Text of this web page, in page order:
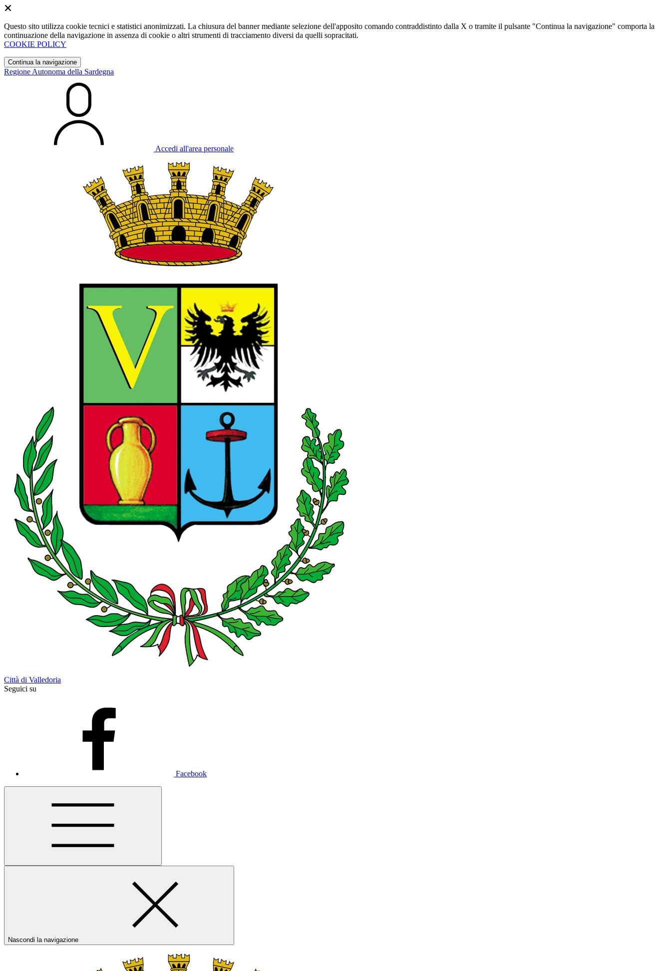
Questo sito utilizza cookie tecnici e statistici anonimizzati. La chiusura del banner mediante selezione dell'apposito comando contraddistinto dalla X o tramite il pulsante "Continua la navigazione" comporta la
continuazione della navigazione in assenza di cookie o altri strumenti di tracciamento diversi da quelli sopracitati.
COOKIE POLICY
Continua la navigazione
Regione Autonoma della Sardegna
Accedi all'area personale
Città di Valledoria
Seguici su
Facebook
Nascondi la navigazione